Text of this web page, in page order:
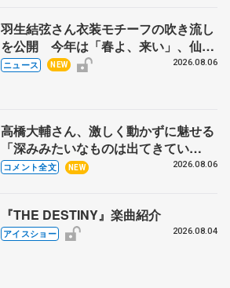
羽生結弦さん衣装モチーフの吹き流し
を公開 今年は「春よ、来い」、仙台
の瑞鳳殿
ニュース NEW 2026.08.06
高橋大輔さん、激しく動かずに魅せる
「深みみたいなものは出てきてい
る？」 〝兄さん〟と慕うレジェンド
コメント全文 NEW 2026.08.06
『THE DESTINY』楽曲紹介
アイスショー 2026.08.04